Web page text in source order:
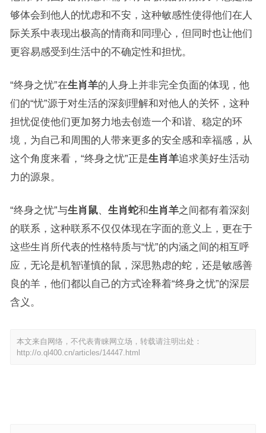
够体会到他人的忧虑和不安，这种敏感性使得他们在人
际关系中表现出极高的情商和同理心，但同时也让他们
更容易感受到生活中的不确定性和担忧。
“终身之忧”在生肖羊的人身上并非完全负面的体现，他
们的“忧”源于对生活的深刻理解和对他人的关怀，这种
担忧促使他们更加努力地去创造一个和谐、稳定的环
境，为自己和周围的人带来更多的安全感和幸福感，从
这个角度来看，“终身之忧”正是生肖羊追求美好生活动
力的源泉。
“终身之忧”与生肖鼠、 生肖蛇和生肖羊之间都有着深刻
的联系，这种联系不仅仅体现在字面的意义上，更在于
这些生肖所代表的性格特质与“忧”的内涵之间的相互呼
应，无论是机智谨慎的鼠，深思熟虑的蛇，还是敏感善
良的羊，他们都以自己的方式诠释着“终身之忧”的深层
含义。
本文来自网络，不代表青睐网立场，转载请注明出处：
http://o.ql400.cn/articles/14447.html